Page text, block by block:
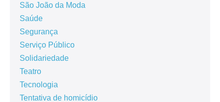
São João da Moda
Saúde
Segurança
Serviço Público
Solidariedade
Teatro
Tecnologia
Tentativa de homicídio